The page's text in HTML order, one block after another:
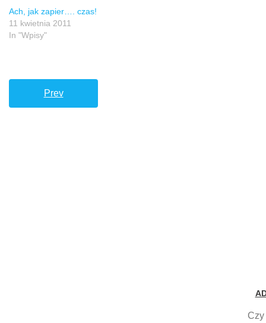
Ach, jak zapier…. czas!
11 kwietnia 2011
In "Wpisy"
Prev